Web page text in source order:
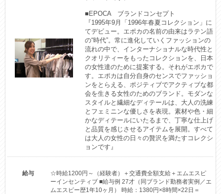
■EPOCA　ブランドコンセプト
『1995年9月「1996年春夏コレクション」に
てデビュー。エポカの名前の由来はラテン語
の“時代”。常に進化していくファッションの
流れの中で、インターナショナルな時代性と
クオリティーをもったコレクションを、日本
の女性達のために提案する。それがエポカで
す。エポカは自分自身のセンスでファッショ
ンをとらえる、ポジティブでアクティブな都
会を生きる女性のためのブランド。モダンな
スタイルと繊細なディテールは、大人の洗練
とフェミニンな優しさを表現。素材や色・細
かなディテールにいたるまで、丁寧な仕上げ
と品質を感じさせるアイテムを展開。すべて
は大人の女性の日々の贅沢を満たすコレクシ
ョンです』
給与
☆時給1200円～（経験者）＋交通費全額支給＋エムエスピ
ーインセンティブ ■給与例 27才（同ブランド勤務者実例／エ
ムエスピー歴1年10ヶ月） 時給：1380円×8時間×22日＝